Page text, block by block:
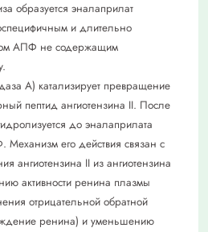
образуется эналаприлат
и длительно
АПФ не содержащим
А) катализирует превращение
пептид ангиотензина II. После
до эналаприлата
Механизм его действия связан с
ангиотензина II из ангиотензина
активности ренина плазмы
отрицательной обратной
ренина) и уменьшению